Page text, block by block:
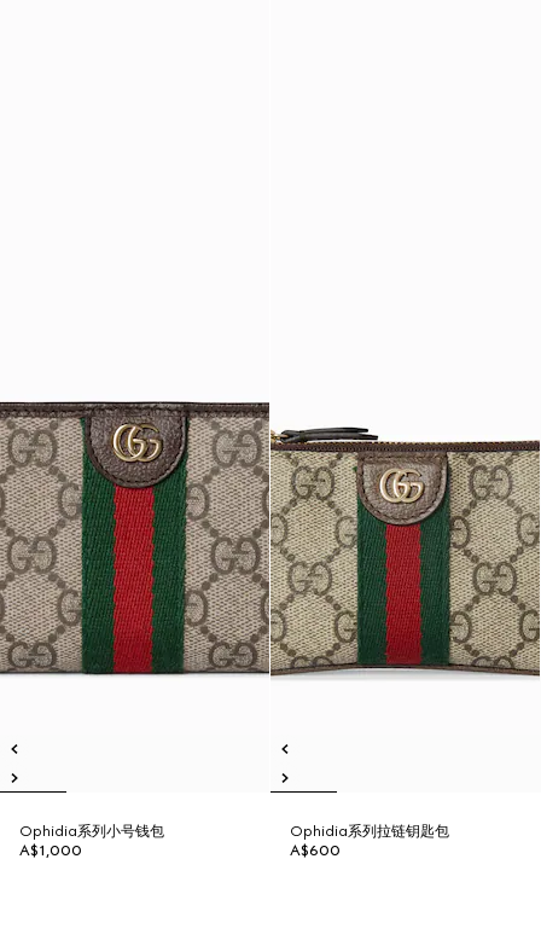
Ophidia系列小号钱包
A$1,000
Ophidia系列拉链钥匙包
A$600